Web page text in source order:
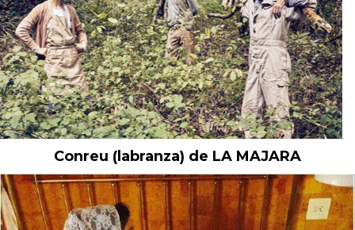
Conreu (labranza) de LA MAJARA